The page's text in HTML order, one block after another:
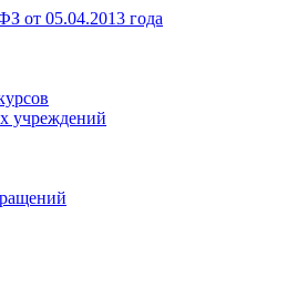
от 05.04.2013 года
учреждений